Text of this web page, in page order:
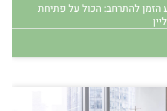
הזמן להתרחב: הכול על פתיחת